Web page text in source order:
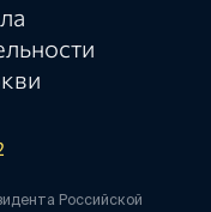
Российской